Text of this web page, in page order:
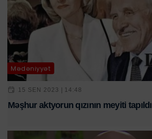
Mədəniyyət
15 SEN 2023 | 14:48
Məşhur aktyorun qızının meyiti tapıldı